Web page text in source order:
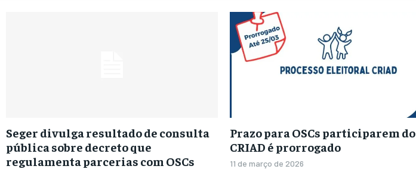
Seger divulga resultado de consulta
pública sobre decreto que
regulamenta parcerias com OSCs
Prazo para OSCs participarem do
CRIAD é prorrogado
11 de março de 2026